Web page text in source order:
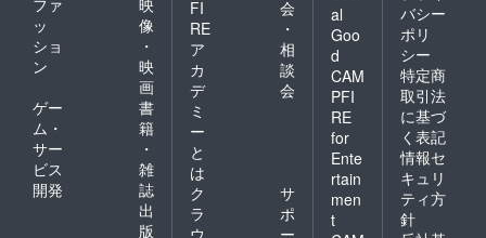
注文は
ご遠慮
くださ
い。 ま
た、お
届け予
定に時
期は、
サイト
公開後
にご注
文いた
だいて
かるの
かと
思って
おりま
すが、
トップ
ページ
ナーを
貼り付
けて、
ご希望
のサイ
ファ
ッ
ショ
ン
映
像
・
映
画
ゲー
ム・
サー
ビス
開発
書
籍
・
雑
誌
出
版
FI
RE
ア
カ
デ
ミ
ー
と
は
会
・
相
談
会
ク
ラ
サ
ポ
al
Goo
d
CAM
PFI
RE
for
Ente
rtain
men
t
バシー
ポリ
シー
特定商
取引法
に基づ
く表記
情報セ
キュリ
ティ方
針